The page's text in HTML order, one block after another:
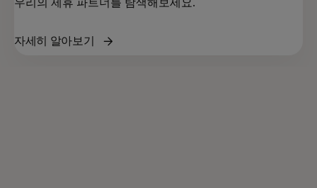
우리의 제휴 파트너를 탐색해보세요.
자세히 알아보기